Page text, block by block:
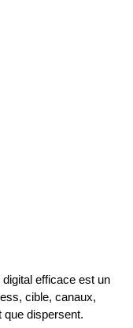
efficace est un
cible, canaux,
que dispersent.